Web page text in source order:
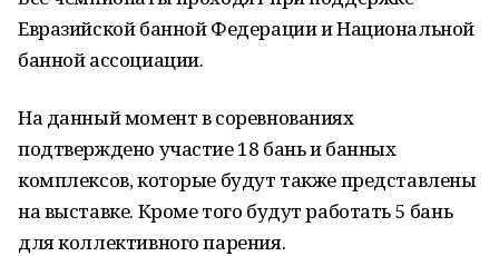
Евразийской банной Федерации и Национальной
банной ассоциации.
На данный момент в соревнованиях
подтверждено участие 18 бань и банных
комплексов, которые будут также представлены
на выставке. Кроме того будут работать 5 бань
для коллективного парения.